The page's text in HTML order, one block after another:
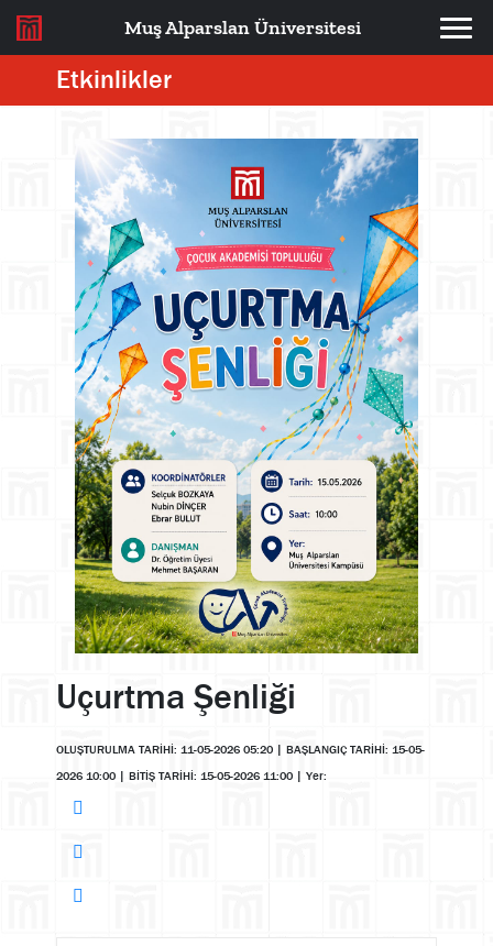
Muş Alparslan Üniversitesi
Etkinlikler
Uçurtma Şenliği
OLUŞTURULMA TARİHİ: 11-05-2026 05:20 | BAŞLANGIÇ TARİHİ: 15-05-
2026 10:00 | BİTİŞ TARİHİ: 15-05-2026 11:00 | Yer: